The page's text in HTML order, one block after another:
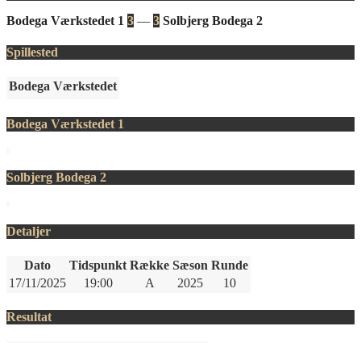
Bodega Værkstedet 1 3 — 3 Solbjerg Bodega 2
Spillested
Bodega Værkstedet
Bodega Værkstedet 1
Solbjerg Bodega 2
Detaljer
Dato Tidspunkt Række Sæson Runde
17/11/2025
19:00 A 2025 10
Resultat